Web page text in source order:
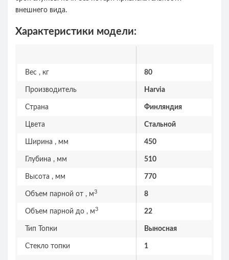
внешнего вида.
Характеристики модели:
Вес , кг 80
Производитель Harvia
Страна Финляндия
Цвета Стальной
Ширина , мм 450
Глубина , мм 510
Высота , мм 770
Объем парной от , м3 8
Объем парной до , м3 22
Тип Топки Выносная
Стекло топки 1